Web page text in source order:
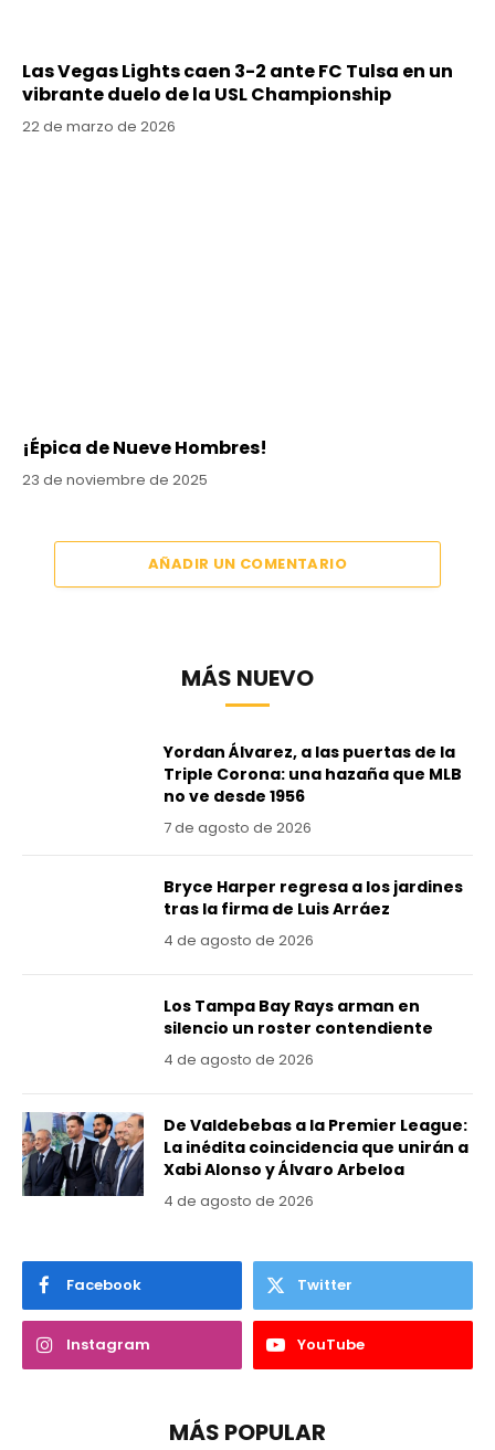
Las Vegas Lights caen 3-2 ante FC Tulsa en un
vibrante duelo de la USL Championship
22 de marzo de 2026
¡Épica de Nueve Hombres!
23 de noviembre de 2025
AÑADIR UN COMENTARIO
MÁS NUEVO
Yordan Álvarez, a las puertas de la
Triple Corona: una hazaña que MLB
no ve desde 1956
7 de agosto de 2026
Bryce Harper regresa a los jardines
tras la firma de Luis Arráez
4 de agosto de 2026
Los Tampa Bay Rays arman en
silencio un roster contendiente
4 de agosto de 2026
De Valdebebas a la Premier League:
La inédita coincidencia que unirán a
Xabi Alonso y Álvaro Arbeloa
4 de agosto de 2026
Facebook Twitter
Instagram YouTube
MÁS POPULAR